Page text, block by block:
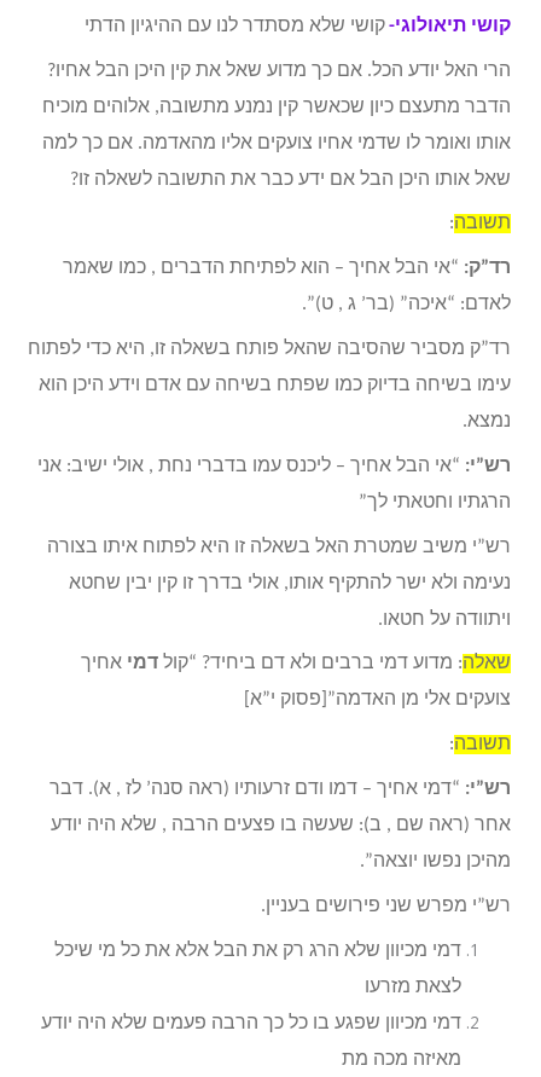
קושי תיאולוגי-קושי שלא מסתדר לנו עם ההיגיון הדתי
הרי האל יודע הכל. אם כך מדוע שאל את קין היכן הבל אחיו?
הדבר מתעצם כיון שכאשר קין נמנע מתשובה, אלוהים מוכיח
אותו ואומר לו שדמי אחיו צועקים אליו מהאדמה. אם כך למה
שאל אותו היכן הבל אם ידע כבר את התשובה לשאלה זו?
תשובה:
רד”ק: “אי הבל אחיך – הוא לפתיחת הדברים , כמו שאמר
לאדם: “איכה” (בר’ ג , ט)”.
רד”ק מסביר שהסיבה שהאל פותח בשאלה זו, היא כדי לפתוח
עימו בשיחה בדיוק כמו שפתח בשיחה עם אדם וידע היכן הוא
נמצא.
רש”י: “אי הבל אחיך – ליכנס עמו בדברי נחת , אולי ישיב: אני
הרגתיו וחטאתי לך”
רש”י משיב שמטרת האל בשאלה זו היא לפתוח איתו בצורה
נעימה ולא ישר להתקיף אותו, אולי בדרך זו קין יבין שחטא
ויתוודה על חטאו.
שאלה: מדוע דמי ברבים ולא דם ביחיד? “קול דמי אחיך
צועקים אלי מן האדמה”[פסוק י”א]
תשובה:
רש”י: “דמי אחיך – דמו ודם זרעותיו (ראה סנה’ לז , א). דבר
אחר (ראה שם , ב): שעשה בו פצעים הרבה , שלא היה יודע
מהיכן נפשו יוצאה”.
רש”י מפרש שני פירושים בעניין.
דמי מכיוון שלא הרג רק את הבל אלא את כל מי שיכל
לצאת מזרעו
דמי מכיוון שפגע בו כל כך הרבה פעמים שלא היה יודע
מאיזה מכה מת